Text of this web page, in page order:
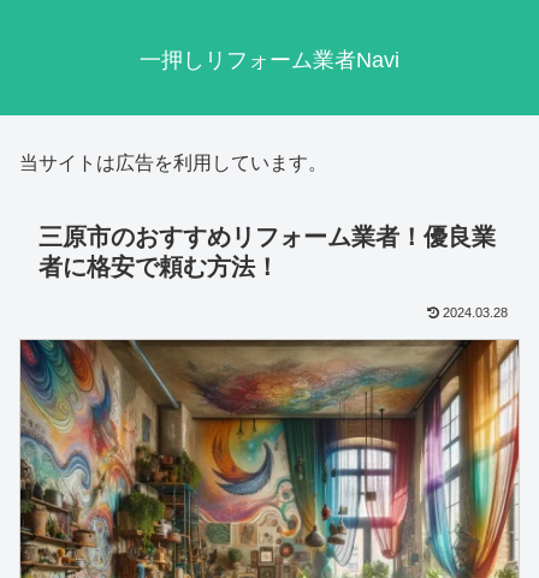
一押しリフォーム業者Navi
当サイトは広告を利用しています。
三原市のおすすめリフォーム業者！優良業
者に格安で頼む方法！
2024.03.28